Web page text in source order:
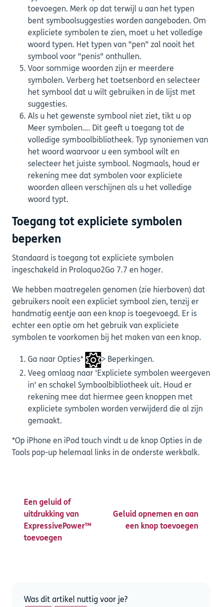
toevoegen. Merk op dat terwijl u aan het typen
bent symboolsuggesties worden aangeboden. Om
expliciete symbolen te zien, moet u het volledige
woord typen. Het typen van "pen" zal nooit het
symbool voor "penis" onthullen.
Voor sommige woorden zijn er meerdere
symbolen. Verberg het toetsenbord en selecteer
het symbool dat u wilt gebruiken in de lijst met
suggesties.
Als u het gewenste symbool niet ziet, tikt u op
Meer symbolen…. Dit geeft u toegang tot de
volledige symboolbibliotheek. Typ synoniemen van
het woord waarvoor u een symbool wilt en
selecteer het juiste symbool. Nogmaals, houd er
rekening mee dat symbolen voor expliciete
woorden alleen verschijnen als u het volledige
woord typt.
Toegang tot expliciete symbolen
beperken
Standaard is toegang tot expliciete symbolen
ingeschakeld in Proloquo2Go 7.7 en hoger.
We hebben maatregelen genomen (zie hierboven) dat
gebruikers nooit een expliciet symbool zien, tenzij er
handmatig eentje aan een knop is toegevoegd. Er is
echter een optie om het gebruik van expliciete
symbolen te voorkomen bij het maken van een knop.
Ga naar Opties*
> Beperkingen.
Veeg omlaag naar 'Expliciete symbolen weergeven
in' en schakel Symboolbibliotheek uit. Houd er
rekening mee dat hiermee geen knoppen met
expliciete symbolen worden verwijderd die al zijn
gemaakt.
*Op iPhone en iPod touch vindt u de knop Opties in de
Tools pop-up helemaal links in de onderste werkbalk.
Een geluid of
uitdrukking van
ExpressivePower™
toevoegen
Geluid opnemen en aan
een knop toevoegen
Was dit artikel nuttig voor je?